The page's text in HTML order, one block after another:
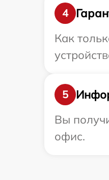
4
Как
5
Вы
офис.